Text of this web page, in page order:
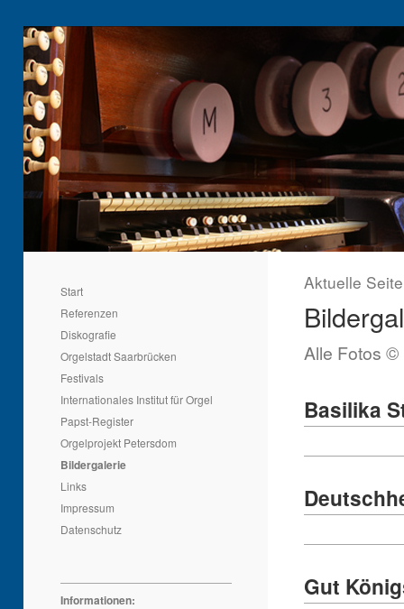
Start
Referenzen
Diskografie
Orgelstadt Saarbrücken
Festivals
Internationales Institut für Orgel
Papst-Register
Orgelprojekt Petersdom
Bildergalerie
Links
Impressum
Datenschutz
Informationen:
Aktuelle
Alle Fotos ©
Basilika
Gut